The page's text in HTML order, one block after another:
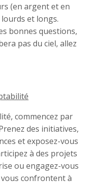
(en argent et en
et longs.
bonnes questions,
pas du ciel, allez
commencez par
des initiatives,
et exposez-vous
à des projets
ou engagez-vous
confrontent à